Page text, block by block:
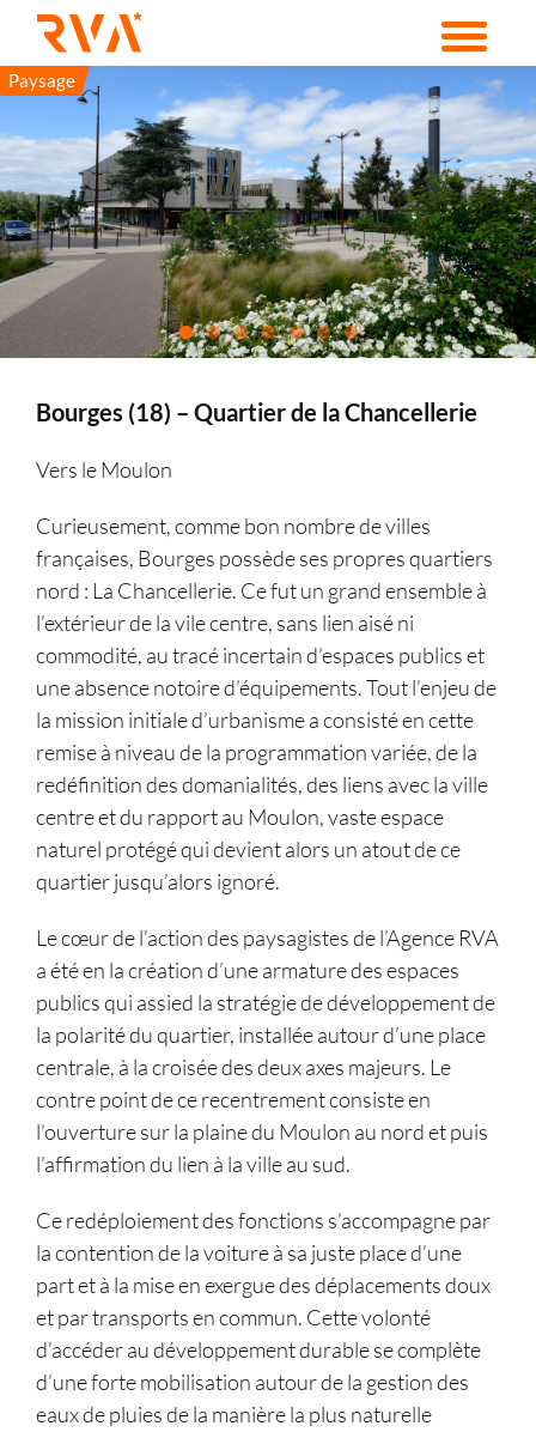
Passer
contenu
Paysage
Bourges (18) – Quartier de la Chancellerie
Vers le Moulon
Curieusement, comme bon nombre de villes
françaises, Bourges possède ses propres quartiers
nord : La Chancellerie. Ce fut un grand ensemble à
l’extérieur de la vile centre, sans lien aisé ni
commodité, au tracé incertain d’espaces publics et
une absence notoire d’équipements. Tout l’enjeu de
la mission initiale d’urbanisme a consisté en cette
remise à niveau de la programmation variée, de la
redéfinition des domanialités, des liens avec la ville
centre et du rapport au Moulon, vaste espace
naturel protégé qui devient alors un atout de ce
quartier jusqu’alors ignoré.
Le cœur de l’action des paysagistes de l’Agence RVA
a été en la création d’une armature des espaces
publics qui assied la stratégie de développement de
la polarité du quartier, installée autour d’une place
centrale, à la croisée des deux axes majeurs. Le
contre point de ce recentrement consiste en
l’ouverture sur la plaine du Moulon au nord et puis
l’affirmation du lien à la ville au sud.
Ce redéploiement des fonctions s’accompagne par
la contention de la voiture à sa juste place d’une
part et à la mise en exergue des déplacements doux
et par transports en commun. Cette volonté
d’accéder au développement durable se complète
d’une forte mobilisation autour de la gestion des
eaux de pluies de la manière la plus naturelle